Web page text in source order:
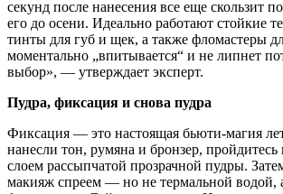
секунд после нанесения все еще скользит
его до осени. Идеально работают стойкие
тинты для губ и щек, а также фломастеры
моментально „впитывается“ и не липнет
выбор», — утверждает эксперт.
Пудра, фиксация и снова пудра
Фиксация — это настоящая бьюти-магия
нанесли тон, румяна и бронзер,
слоем рассыпчатой прозрачной пудры.
макияж спреем — но не термальной водой,